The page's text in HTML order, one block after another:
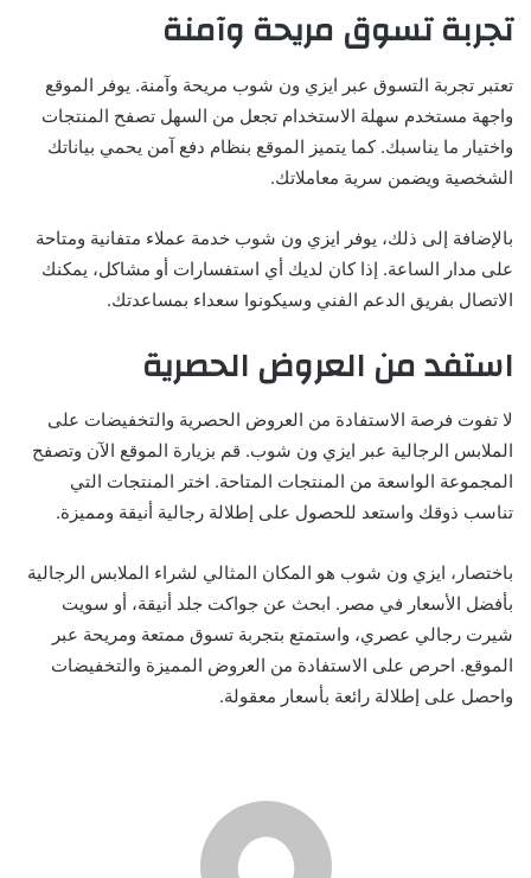
تجربة تسوق مريحة وآمنة
تعتبر تجربة التسوق عبر ايزي ون شوب مريحة وآمنة. يوفر الموقع
واجهة مستخدم سهلة الاستخدام تجعل من السهل تصفح المنتجات
واختيار ما يناسبك. كما يتميز الموقع بنظام دفع آمن يحمي بياناتك
الشخصية ويضمن سرية معاملاتك.
بالإضافة إلى ذلك، يوفر ايزي ون شوب خدمة عملاء متفانية ومتاحة
على مدار الساعة. إذا كان لديك أي استفسارات أو مشاكل، يمكنك
الاتصال بفريق الدعم الفني وسيكونوا سعداء بمساعدتك.
استفد من العروض الحصرية
لا تفوت فرصة الاستفادة من العروض الحصرية والتخفيضات على
الملابس الرجالية عبر ايزي ون شوب. قم بزيارة الموقع الآن وتصفح
المجموعة الواسعة من المنتجات المتاحة. اختر المنتجات التي
تناسب ذوقك واستعد للحصول على إطلالة رجالية أنيقة ومميزة.
باختصار، ايزي ون شوب هو المكان المثالي لشراء الملابس الرجالية
بأفضل الأسعار في مصر. ابحث عن جواكت جلد أنيقة، أو سويت
شيرت رجالي عصري، واستمتع بتجربة تسوق ممتعة ومريحة عبر
الموقع. احرص على الاستفادة من العروض المميزة والتخفيضات
واحصل على إطلالة رائعة بأسعار معقولة.